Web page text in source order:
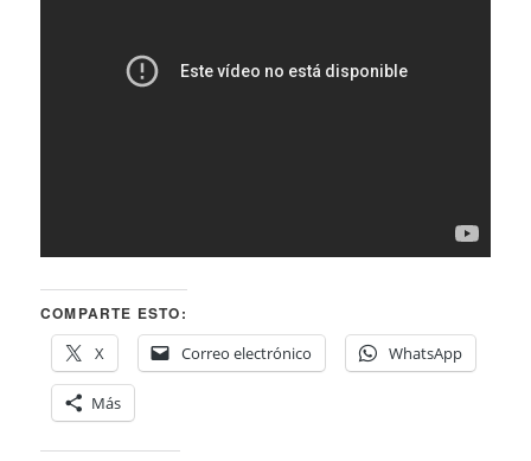
COMPARTE ESTO:
X
Correo electrónico WhatsApp
Más